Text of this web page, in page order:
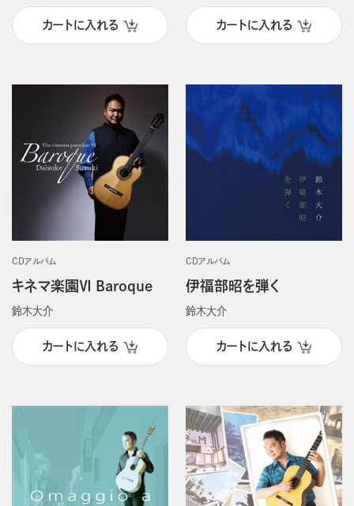
カートに入れる カートに入れる
CDアルバム
キネマ楽園Ⅵ Baroque
鈴木大介
カートに入れる
CDアルバム
伊福部昭を弾く
鈴木大介
カートに入れる